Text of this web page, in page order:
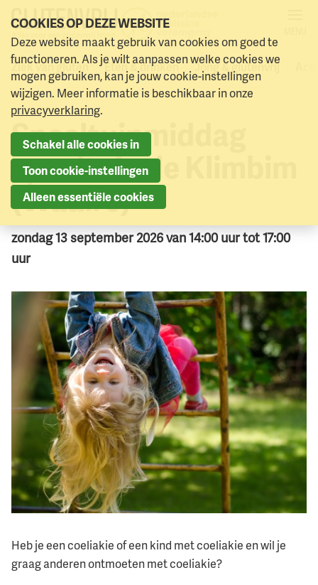
Naar menu Naar hoofdinhoud
Ziek van gluten Eten & drinken Jong & glutenvrij
Alle activiteiten
Speeltuinmiddag
speeltuin de Klimbim
(Waalre)
zondag 13 september 2026 van 14:00 uur tot 17:00
uur
Heb je een coeliakie of een kind met coeliakie en wil je
graag anderen ontmoeten met coeliakie?
COOKIES OP DEZE WEBSITE
Deze website maakt gebruik van cookies om goed te
functioneren. Als je wilt aanpassen welke cookies we
mogen gebruiken, kan je jouw cookie-instellingen
wijzigen. Meer informatie is beschikbaar in onze
privacyverklaring.
Schakel alle cookies in
Toon cookie-instellingen
Alleen essentiële cookies